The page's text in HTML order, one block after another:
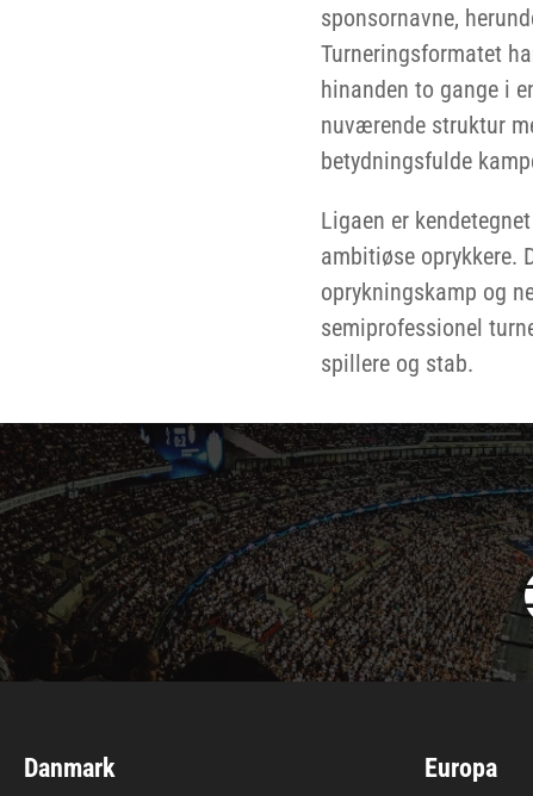
sponsornavne,
Turneringsformatet
hinanden to gange i
nuværende struktur
betydningsfulde
Ligaen er
ambitiøse oprykkere.
oprykningskamp og
semiprofessionel
spillere og stab.
Danmark Europa